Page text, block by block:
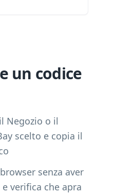
un codice
Negozio o il
scelto e copia il
senza aver
verifica che apra